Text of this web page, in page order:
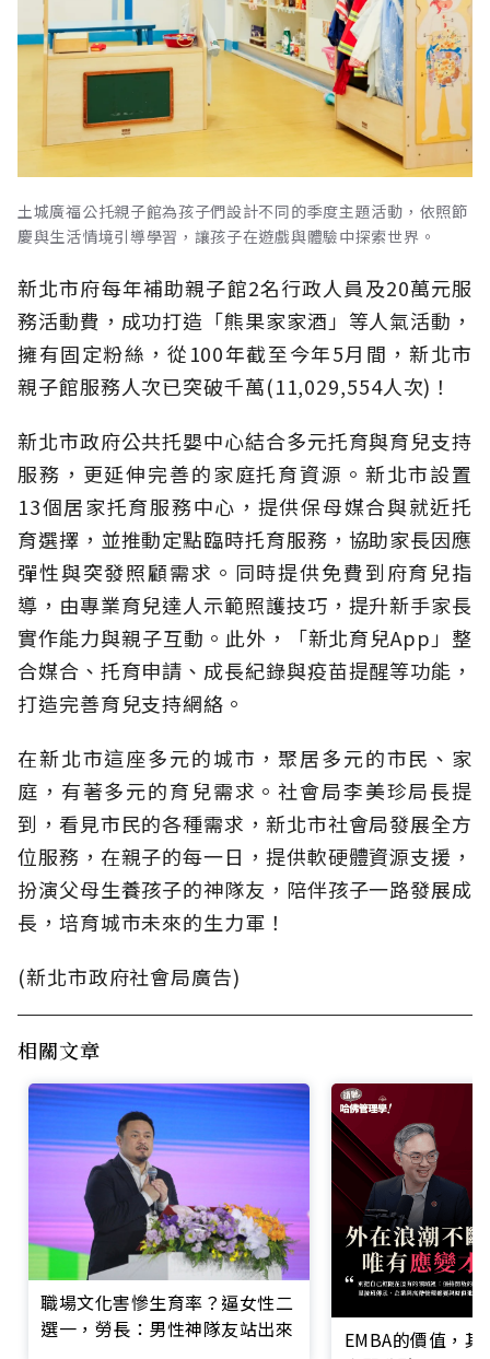
土城廣福公托親子館為孩子們設計不同的季度主題活動，依照節
慶與生活情境引導學習，讓孩子在遊戲與體驗中探索世界。
新北市府每年補助親子館2名行政人員及20萬元服
務活動費，成功打造「熊果家家酒」等人氣活動，
擁有固定粉絲，從100年截至今年5月間，新北市
親子館服務人次已突破千萬(11,029,554人次)！
新北市政府公共托嬰中心結合多元托育與育兒支持
服務，更延伸完善的家庭托育資源。新北市設置
13個居家托育服務中心，提供保母媒合與就近托
育選擇，並推動定點臨時托育服務，協助家長因應
彈性與突發照顧需求。同時提供免費到府育兒指
導，由專業育兒達人示範照護技巧，提升新手家長
實作能力與親子互動。此外，「新北育兒App」整
合媒合、托育申請、成長紀錄與疫苗提醒等功能，
打造完善育兒支持網絡。
在新北市這座多元的城市，聚居多元的市民、家
庭，有著多元的育兒需求。社會局李美珍局長提
到，看見市民的各種需求，新北市社會局發展全方
位服務，在親子的每一日，提供軟硬體資源支援，
扮演父母生養孩子的神隊友，陪伴孩子一路發展成
長，培育城市未來的生力軍！
(新北市政府社會局廣告)
相關文章
職場文化害慘生育率？逼女性二
選一，勞長：男性神隊友站出來
EMBA的價值，